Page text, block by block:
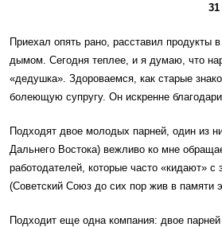
Приехал опять рано, расставил продукты
дымом. Сегодня теплее, и я думаю, что
«дедушка». Здороваемся, как старые
болеющую супругу. Он искренне
Подходят двое молодых парней, один из
Дальнего Востока) вежливо ко мне
работодателей, которые часто «кидают»
(Советский Союз до сих пор жив в памяти
Подходит еще одна компания: двое